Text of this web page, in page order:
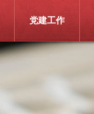
党建工作